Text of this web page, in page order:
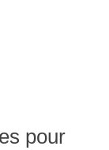
pour